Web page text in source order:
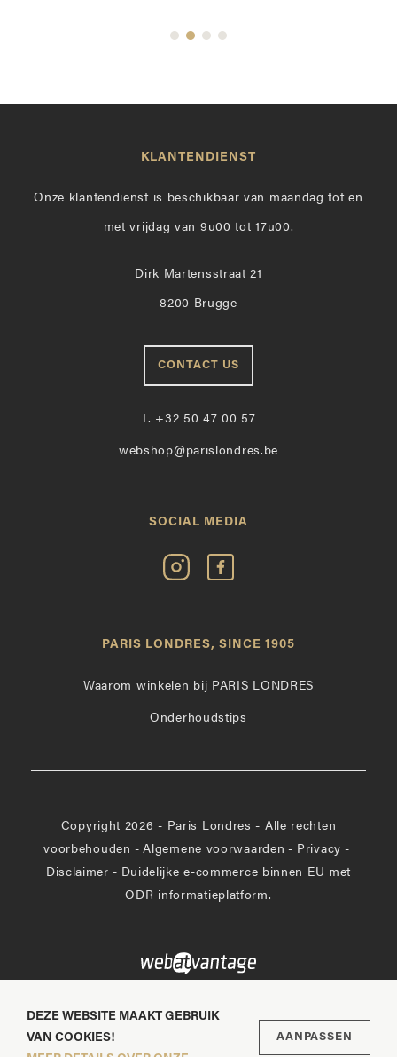
KLANTENDIENST
Onze klantendienst is beschikbaar van maandag tot en
met vrijdag van 9u00 tot 17u00.
Dirk Martensstraat 21
8200 Brugge
CONTACT US
T. +32 50 47 00 57
webshop@parislondres.be
SOCIAL MEDIA
Volg
Paris
Instagram
Vind
op
PARIS LONDRES, SINCE 1905
Waarom winkelen bij PARIS LONDRES
Onderhoudstips
Copyright 2026 - Paris Londres - Alle rechten
voorbehouden - Algemene voorwaarden - Privacy -
Disclaimer - Duidelijke e-commerce binnen EU met
ODR informatieplatform.
DEZE WEBSITE MAAKT GEBRUIK
VAN COOKIES!
AANPASSEN